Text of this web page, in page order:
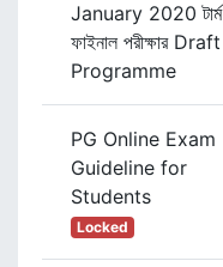
January 2020 টার্ম
ফাইনাল পরীক্ষার Draft
Programme
PG Online Exam
Guideline for
Students
Locked